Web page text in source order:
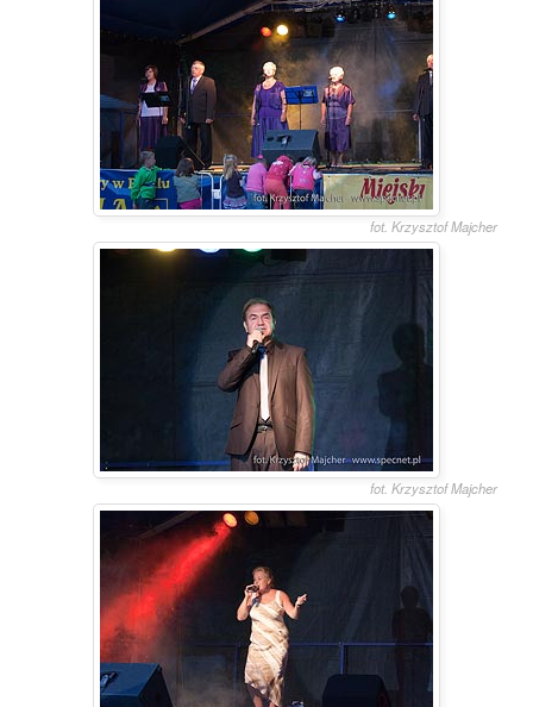
fot. Krzysztof Majcher
fot. Krzysztof Majcher